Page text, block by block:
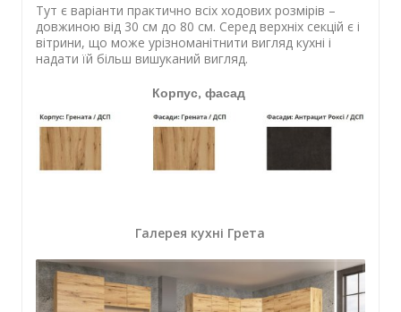
Тут є варіанти практично всіх ходових розмірів –
довжиною від 30 см до 80 см. Серед верхніх секцій є і
вітрини, що може урізноманітнити вигляд кухні і
надати їй більш вишуканий вигляд.
Корпус, фасад
Галерея кухні Грета